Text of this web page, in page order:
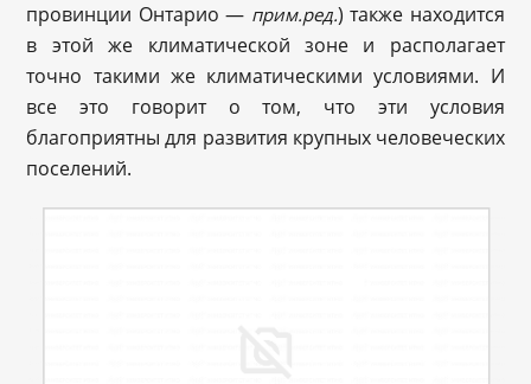
провинции Онтарио — прим.ред.) также находится
в этой же климатической зоне и располагает
точно такими же климатическими условиями. И
все это говорит о том, что эти условия
благоприятны для развития крупных человеческих
поселений.